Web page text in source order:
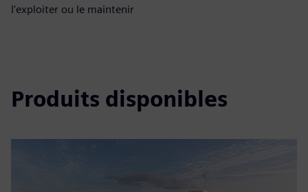
l'exploiter ou le maintenir
Produits disponibles